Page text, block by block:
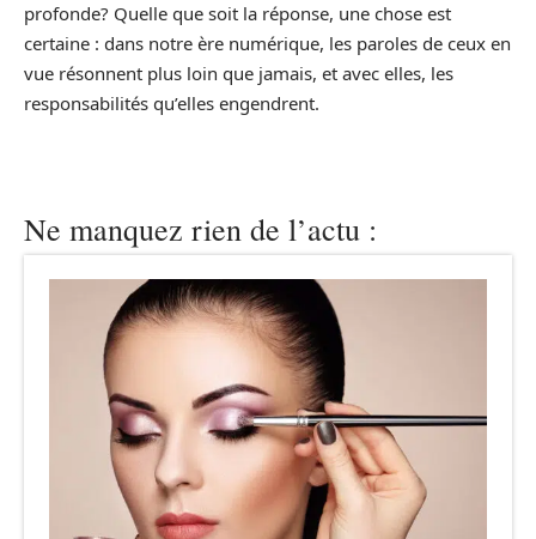
profonde? Quelle que soit la réponse, une chose est
certaine : dans notre ère numérique, les paroles de ceux en
vue résonnent plus loin que jamais, et avec elles, les
responsabilités qu’elles engendrent.
Ne manquez rien de l’actu :